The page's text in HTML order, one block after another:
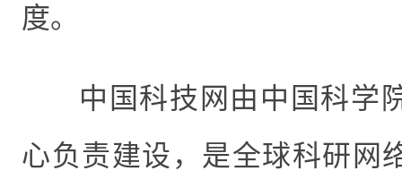
度。
中国科技网由 中国科学
心负责建设， 是全球科研网